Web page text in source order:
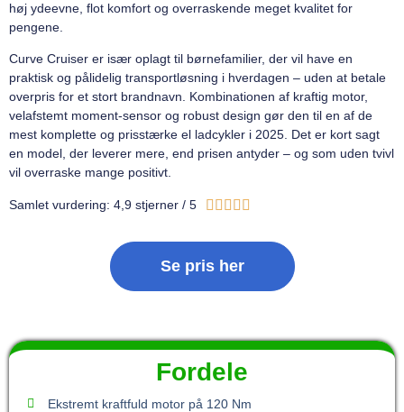
høj ydeevne, flot komfort og overraskende meget kvalitet for
pengene.
Curve Cruiser er især oplagt til børnefamilier, der vil have en
praktisk og pålidelig transportløsning i hverdagen – uden at betale
overpris for et stort brandnavn. Kombinationen af kraftig motor,
velafstemt moment-sensor og robust design gør den til en af de
mest komplette og prisstærke el ladcykler i 2025. Det er kort sagt
en model, der leverer mere, end prisen antyder – og som uden tvivl
vil overraske mange positivt.
Samlet vurdering: 4,9 stjerner / 5     
Se pris her
Fordele
Ekstremt kraftfuld motor på 120 Nm